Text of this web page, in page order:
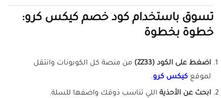
تسوق باستخدام كود خصم كيكس كرو:
خطوة بخطوة
اضغط على الكود (ZZ33)
من منصة كل الكوبونات وانتقل
لموقع كيكس كرو.
ابحث عن الأحذية اللي تناسب ذوقك واضفها للسلة.